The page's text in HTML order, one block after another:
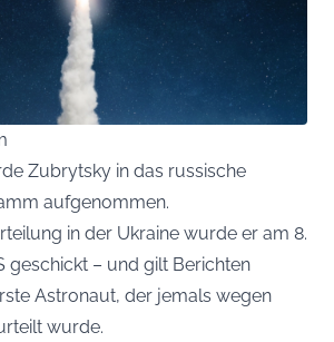
Zubrytsky in das russische
aufgenommen.
in der Ukraine wurde er am 8.
geschickt – und gilt Berichten
Astronaut, der jemals wegen
wurde.